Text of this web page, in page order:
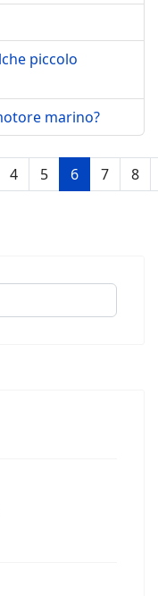
piccolo
marino?
4 5 6 7 8